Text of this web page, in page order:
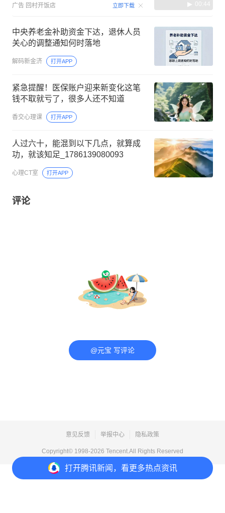
打开腾讯新闻，看更多热点资讯
广告 回村开饭店 立即下载 00:44
中央养老金补助资金下达，退休人员
关心的调整通知何时落地
解码新金济 打开APP
紧急提醒！医保账户迎来新变化这笔
钱不取就亏了，很多人还不知道
香交心理课 打开APP
人过六十，能混到以下几点，就算成
功，就该知足_1786139080093
心理CT室 打开APP
评论
@元宝 写评论
意见反馈 举报中心 隐私政策
Copyright© 1998-2026 Tencent.All Rights Reserved